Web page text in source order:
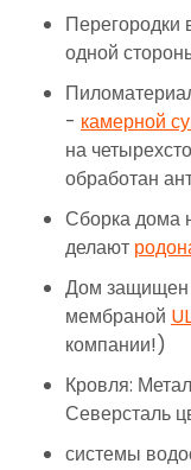
Перегородки
одной
- камерной
на
обработан
Сборка дома
делают
Дом защищен
мембраной
компании!)
Кровля:
Северсталь
системы